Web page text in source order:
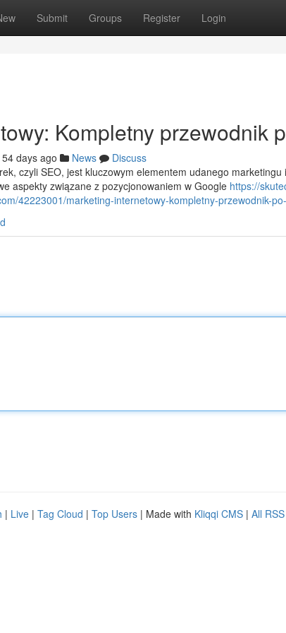
Submit Groups Register Login
Kompletny przewodnik
54 days ago News
Discuss
czyli SEO, jest kluczowym elementem udanego
aspekty związane z pozycjonowaniem w Google https://
42223001/marketing-internetowy-kompletny-przewodnik-
| Live | Tag Cloud | Top Users | Made with Kliqqi CMS | All